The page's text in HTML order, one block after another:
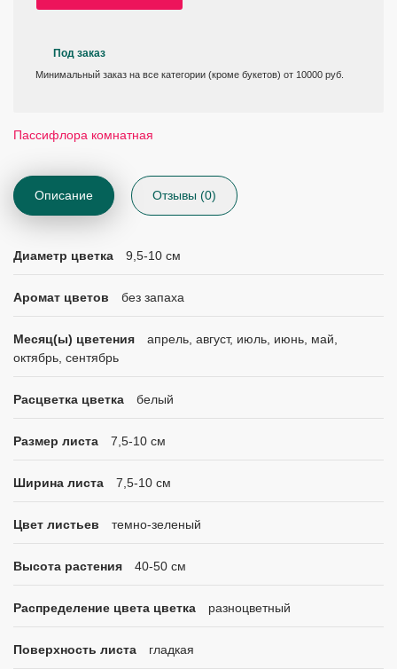
Под заказ
Минимальный заказ на все категории (кроме букетов) от 10000 руб.
Пассифлора комнатная
Описание Отзывы (0)
Диаметр цветка 9,5-10 см
Аромат цветов без запаха
Месяц(ы) цветения
апрель, август, июль, июнь, май,
октябрь, сентябрь
Расцветка цветка белый
Размер листа 7,5-10 см
Ширина листа 7,5-10 см
Цвет листьев темно-зеленый
Высота растения 40-50 см
Распределение цвета цветка разноцветный
Поверхность листа гладкая